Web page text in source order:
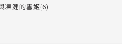
櫃開通申請
凍漣的雪姬(6)